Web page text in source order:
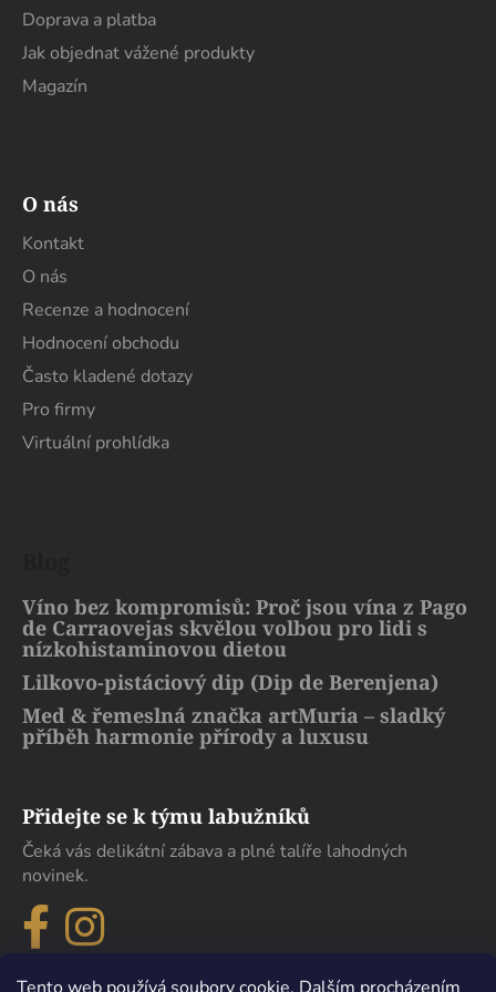
Doprava a platba
Jak objednat vážené produkty
Magazín
O nás
Kontakt
O nás
Recenze a hodnocení
Hodnocení obchodu
Často kladené dotazy
Pro firmy
Virtuální prohlídka
Víno bez kompromisů: Proč jsou vína z Pago
de Carraovejas skvělou volbou pro lidi s
nízkohistaminovou dietou
Lilkovo-pistáciový dip (Dip de Berenjena)
Med & řemeslná značka artMuria – sladký
příběh harmonie přírody a luxusu
Přidejte se k týmu labužníků
Čeká vás delikátní zábava a plné talíře lahodných
novinek.